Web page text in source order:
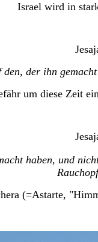
Israel wird in
der ihn
um diese Zeit
haben, und
(=Astarte,